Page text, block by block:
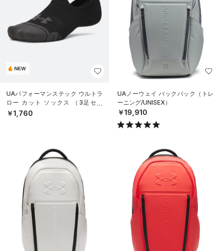
NEW
UAパフォーマンステック ウルトラ
ロー カット ソックス （3足セッ
ト）（トレーニング/UNISEX）
￥1,760
UAノーウェイ バックパック（トレ
ーニング/UNISEX）
￥19,910